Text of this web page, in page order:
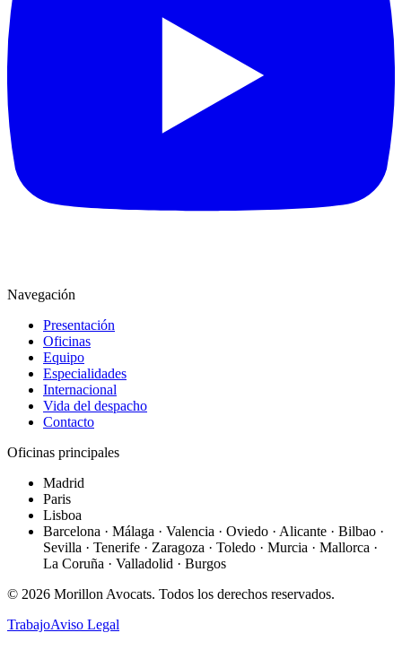
Navegación
Presentación
Oficinas
Equipo
Especialidades
Internacional
Vida del despacho
Contacto
Oficinas principales
Madrid
Paris
Lisboa
Barcelona · Málaga · Valencia · Oviedo · Alicante · Bilbao ·
Sevilla · Tenerife · Zaragoza · Toledo · Murcia · Mallorca ·
La Coruña · Valladolid · Burgos
© 2026 Morillon Avocats. Todos los derechos reservados.
TrabajoAviso Legal